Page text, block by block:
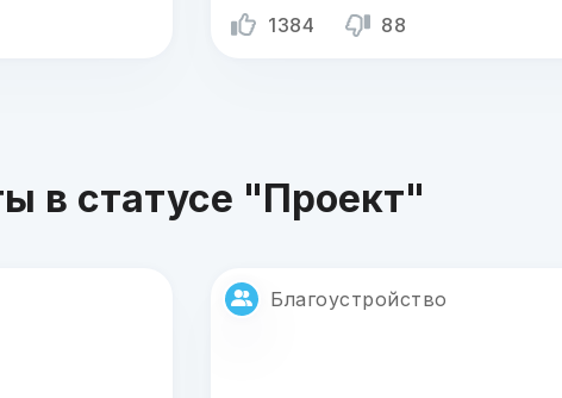
1384 88
в статусе "Проект"
Благоустройство